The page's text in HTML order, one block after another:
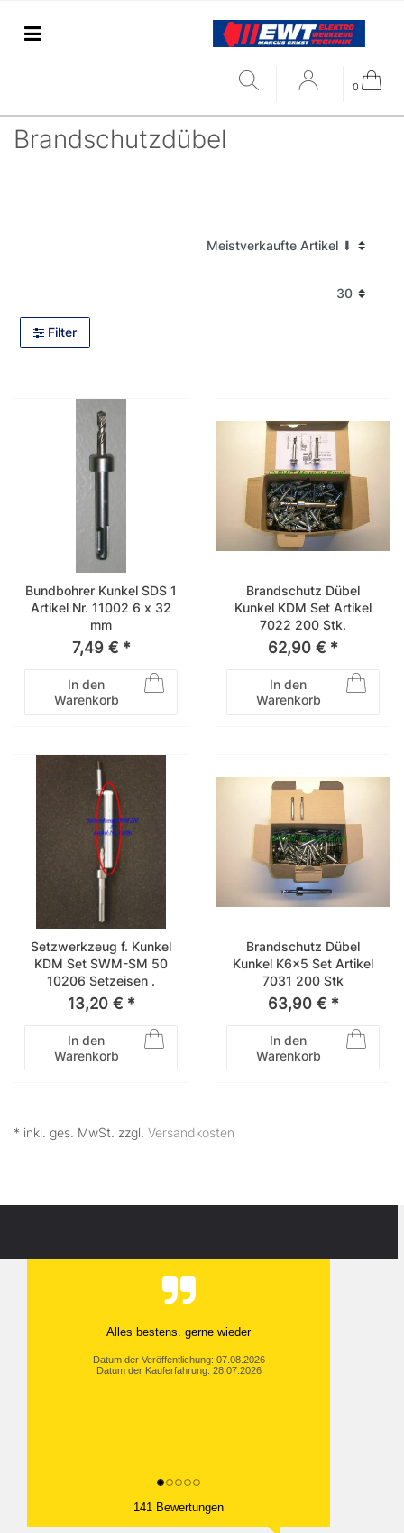
0
Brandschutzdübel
Filter
Bundbohrer Kunkel SDS 1
Artikel Nr. 11002 6 x 32
mm
7,49 € *
In den
Warenkorb
Brandschutz Dübel
Kunkel KDM Set Artikel
7022 200 Stk.
62,90 € *
In den
Warenkorb
Setzwerkzeug f. Kunkel
KDM Set SWM-SM 50
10206 Setzeisen .
13,20 € *
In den
Warenkorb
Brandschutz Dübel
Kunkel K6x5 Set Artikel
7031 200 Stk
63,90 € *
In den
Warenkorb
* inkl. ges. MwSt. zzgl. Versandkosten
Alles bestens. gerne wieder
Datum der Veröffentlichung: 07.08.2026
Datum der Kauferfahrung: 28.07.2026
141 Bewertungen